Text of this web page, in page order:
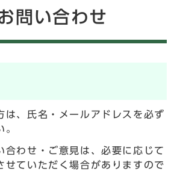
問い合わせ
は、氏名・メールアドレスを必ず
。
合わせ・ご意見は、必要に応じて
せていただく場合がありますので